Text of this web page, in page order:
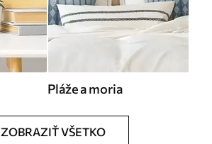
Pláže a moria
ZOBRAZIŤ VŠETKO